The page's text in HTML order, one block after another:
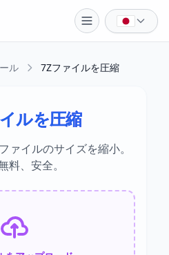
ル 7Zファイルを圧縮
ルを圧縮
ァイルのサイズを縮小。
料、安全。